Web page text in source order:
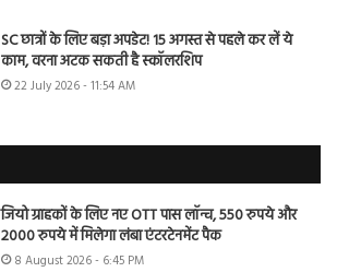
SC छात्रों के लिए बड़ा अपडेट! 15 अगस्त से पहले कर लें ये
काम, वरना अटक सकती है स्कॉलरशिप
22 July 2026 - 11:54 AM
जियो ग्राहकों के लिए नए OTT पास लॉन्च, 550 रुपये और
2000 रुपये में मिलेगा लंबा एंटरटेनमेंट पैक
8 August 2026 - 6:45 PM